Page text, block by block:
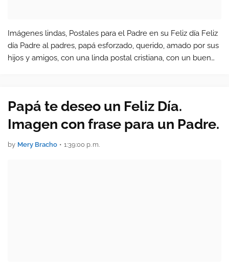
Imágenes lindas, Postales para el Padre en su Feliz día Feliz
día Padre al padres, papá esforzado, querido, amado por sus
hijos y amigos, con una linda postal cristiana, con un buen
Papá te deseo un Feliz Día.
Imagen con frase para un Padre.
by Mery Bracho • 1:39:00 p. m.